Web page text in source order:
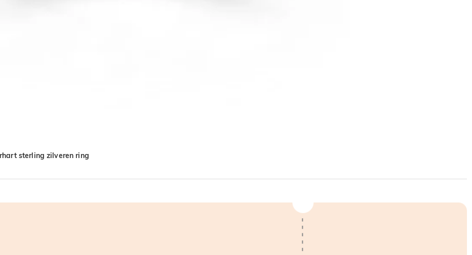
sterling zilveren ring